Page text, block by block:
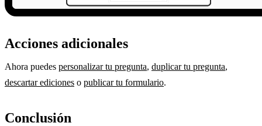
Acciones adicionales
Ahora puedes personalizar tu pregunta, duplicar tu pregunta,
descartar ediciones o publicar tu formulario.
Conclusión